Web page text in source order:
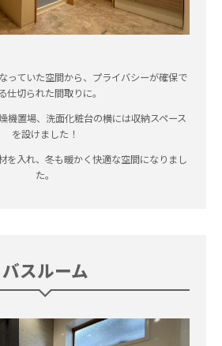
っていた空間から、プライバシーが確保で
仕切られた間取りに。
機置場、洗面化粧台の横には収納スペース
を設けました！
を入れ、冬も暖かく快適な空間になりまし
た。
バスルーム